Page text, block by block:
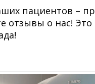
пациентов –
отзывы о нас!